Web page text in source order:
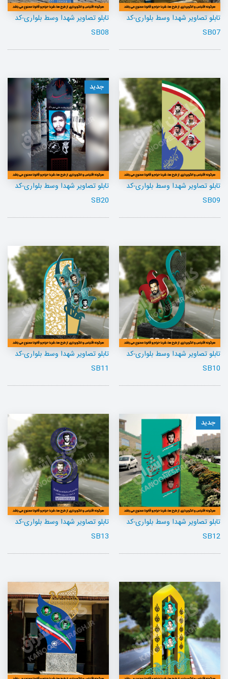
تابلو تصاویر شهدا وسط بلواری-کد
SB07
تابلو تصاویر شهدا وسط بلواری-کد
SB08
تابلو تصاویر شهدا وسط بلواری-کد
SB09
جدید
تابلو تصاویر شهدا وسط بلواری-کد
SB20
تابلو تصاویر شهدا وسط بلواری-کد
SB10
تابلو تصاویر شهدا وسط بلواری-کد
SB11
جدید
تابلو تصاویر شهدا وسط بلواری-کد
SB12
تابلو تصاویر شهدا وسط بلواری-کد
SB13